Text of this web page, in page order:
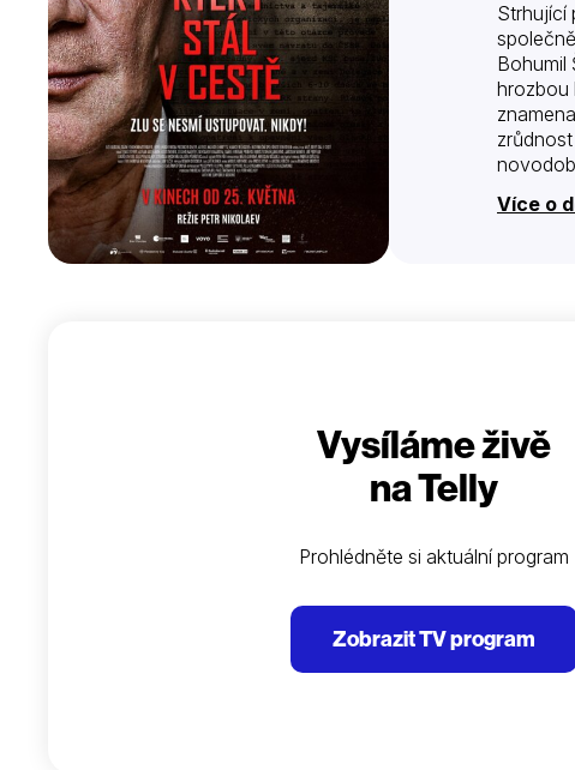
Strhující
Bohumil
hrozbou
Více o
Vysíláme živě
na Telly
Prohlédněte si aktuální program
Zobrazit TV program